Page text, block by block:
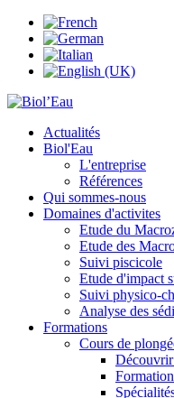
Actualités
Biol'Eau
L'entreprise
Références
Qui sommes-nous
Domaines d'activites
Etude du
Etude des
Suivi piscicole
Etude d'impact
Suivi physico-
Analyse des
Formations
Cours de